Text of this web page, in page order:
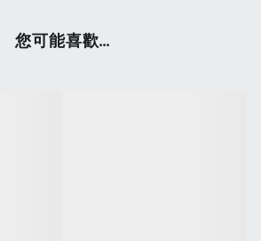
您可能喜歡...